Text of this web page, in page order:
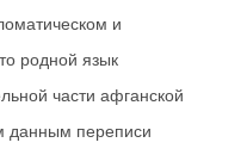
и
родной язык
части афганской
данным переписи